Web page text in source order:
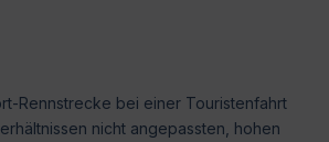
Rennstrecke bei einer Touristenfahrt
nicht angepassten, hohen